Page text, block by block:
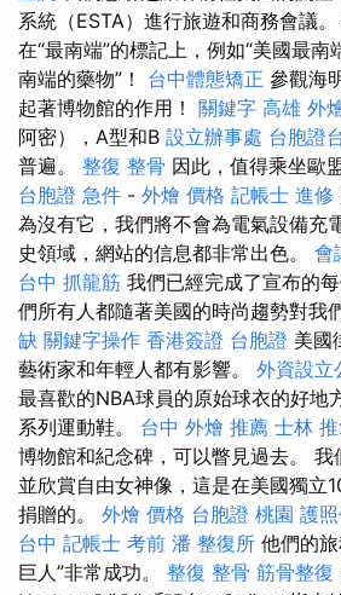
系統（ESTA）進行旅遊和商務會議
在“最南端”的標記上，例如“美國最南
南端的藥物”！ 台中體態矯正 參觀海
起著博物館的作用！ 關鍵字 高雄 外
阿密），A型和B 設立辦事處 台胞證
普遍。 整復 整骨 因此，值得乘坐歐
台胞證 急件 - 外燴 價格 記帳士 進修
為沒有它，我們將不會為電氣設備充
史領域，網站的信息都非常出色。 會
台中 抓龍筋 我們已經完成了宣布的每
們所有人都隨著美國的時尚趨勢對我
缺 關鍵字操作 香港簽證 台胞證 美國
藝術家和年輕人都有影響。 外資設立
最喜歡的NBA球員的原始球衣的好地
系列運動鞋。 台中 外燴 推薦 士林
博物館和紀念碑，可以瞥見過去。 我
並欣賞自由女神像，這是在美國獨立
捐贈的。 外燴 價格 台胞證 桃園 護
台中 記帳士 考前 潘 整復所 他們的
巨人”非常成功。 整復 整骨 筋骨整復